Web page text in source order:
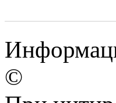
©